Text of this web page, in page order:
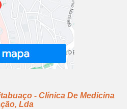
- Clínica De Medicina
Lda